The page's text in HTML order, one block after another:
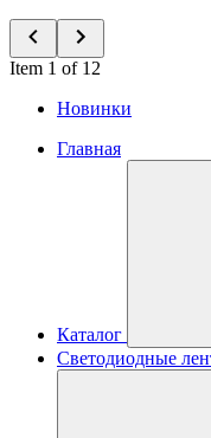
Item 1 of 12
Новинки
Главная
Каталог
Светодиодные